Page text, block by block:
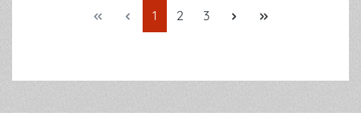
Seite
1 Seite
2 Seite
3